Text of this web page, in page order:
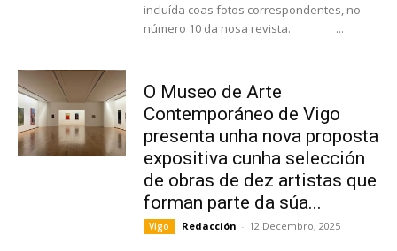
incluída coas fotos correspondentes, no
número 10 da nosa revista. ...
O Museo de Arte
Contemporáneo de Vigo
presenta unha nova proposta
expositiva cunha selección
de obras de dez artistas que
forman parte da súa...
Vigo Redacción - 12 Decembro, 2025